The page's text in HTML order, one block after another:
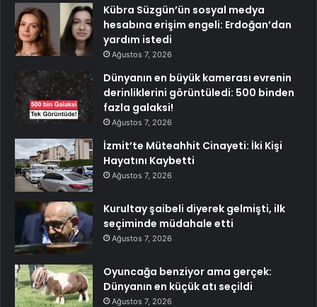
Kübra Süzgün’ün sosyal medya
hesabına erişim engeli: Erdoğan’dan
yardım istedi
Ağustos 7, 2026
Dünyanın en büyük kamerası evrenin
derinliklerini görüntüledi: 500 binden
fazla galaksi!
Ağustos 7, 2026
İzmit’te Müteahhit Cinayeti: İki Kişi
Hayatını Kaybetti
Ağustos 7, 2026
Kurultay şaibeli diyerek gelmişti, ilk
seçiminde müdahale etti
Ağustos 7, 2026
Oyuncağa benziyor ama gerçek:
Dünyanın en küçük atı seçildi
Ağustos 7, 2026